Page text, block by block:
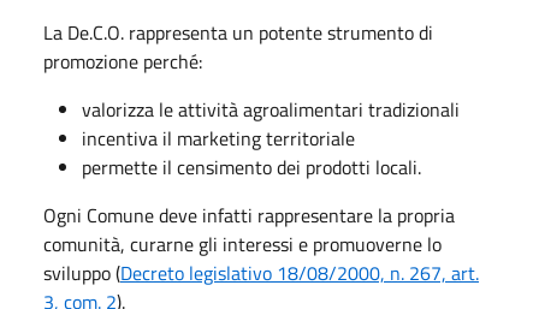
La De.C.O. rappresenta un potente strumento di
promozione perché:
valorizza le attività agroalimentari tradizionali
incentiva il marketing territoriale
permette il censimento dei prodotti locali.
Ogni Comune deve infatti rappresentare la propria
comunità, curarne gli interessi e promuoverne lo
sviluppo (Decreto legislativo 18/08/2000, n. 267, art.
3, com. 2).